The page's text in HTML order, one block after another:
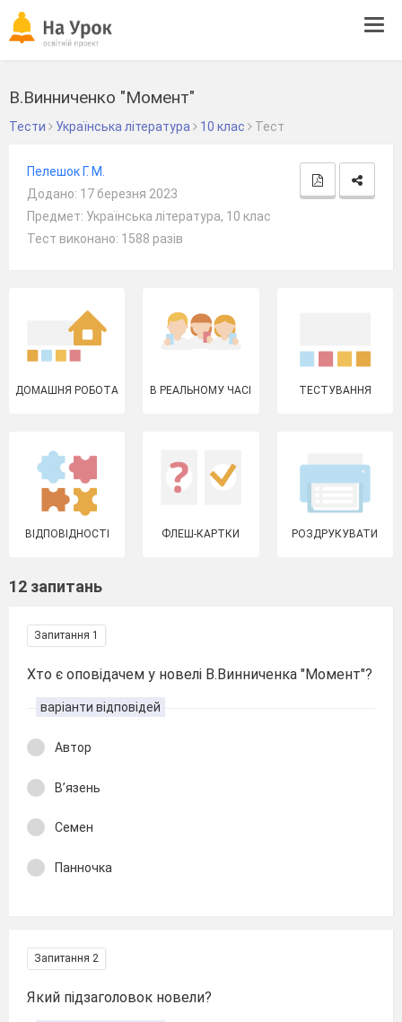
В.Винниченко "Момент"
Тести Українська література 10 клас Тест
Пелешок Г. М.
Додано: 17 березня 2023
Предмет: Українська література, 10 клас
Тест виконано: 1588 разів
ДОМАШНЯ РОБОТА В РЕАЛЬНОМУ ЧАСІ ТЕСТУВАННЯ
ВІДПОВІДНОСТІ ФЛЕШ-КАРТКИ РОЗДРУКУВАТИ
12 запитань
Запитання 1
Хто є оповідачем у новелі В.Винниченка "Момент"?
варіанти відповідей
Автор
В’язень
Семен
Панночка
Запитання 2
Який підзаголовок новели?